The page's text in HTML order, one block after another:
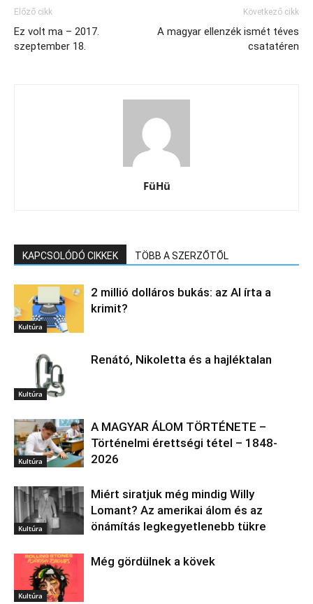
Előző cikk
Ez volt ma – 2017.
szeptember 18.
Következő cikk
A magyar ellenzék ismét téves
csatatéren
FüHü
KAPCSOLÓDÓ CIKKEK TÖBB A SZERZŐTŐL
Kultúra
2 millió dolláros bukás: az AI írta a
krimit?
Kultúra
Renátó, Nikoletta és a hajléktalan
Kultúra
A MAGYAR ÁLOM TÖRTÉNETE –
Történelmi érettségi tétel – 1848-
2026
Kultúra
Miért siratjuk még mindig Willy
Lomant? Az amerikai álom és az
önámítás legkegyetlenebb tükre
Kultúra
Még gördülnek a kövek